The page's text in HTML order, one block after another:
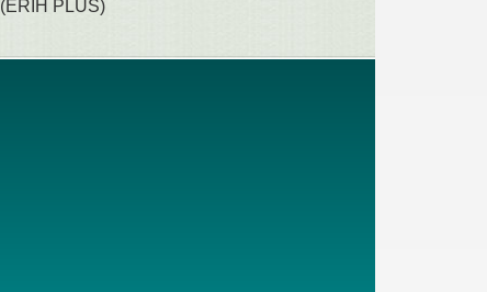
(ERIH PLUS)